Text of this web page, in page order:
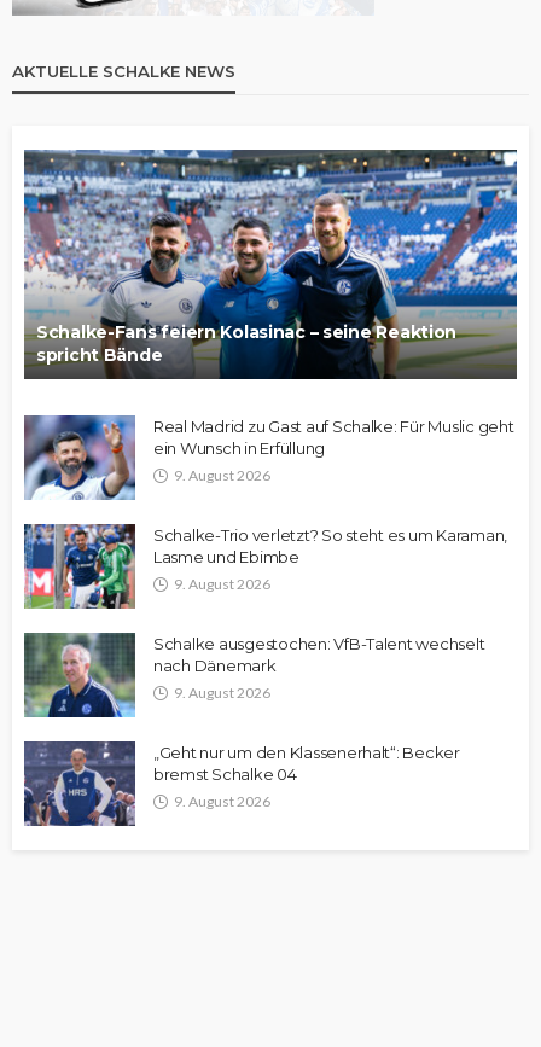
AKTUELLE SCHALKE NEWS
Schalke-Fans feiern Kolasinac – seine Reaktion
spricht Bände
Real Madrid zu Gast auf Schalke: Für Muslic geht
ein Wunsch in Erfüllung
9. August 2026
Schalke-Trio verletzt? So steht es um Karaman,
Lasme und Ebimbe
9. August 2026
Schalke ausgestochen: VfB-Talent wechselt
nach Dänemark
9. August 2026
„Geht nur um den Klassenerhalt“: Becker
bremst Schalke 04
9. August 2026